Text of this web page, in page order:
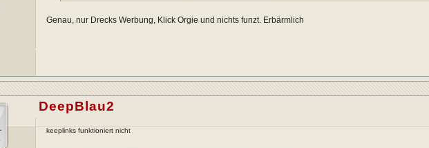
Genau, nur Drecks Werbung, Klick Orgie und nichts funzt. Erbärmlich
DeepBlau2
keeplinks funktioniert nicht